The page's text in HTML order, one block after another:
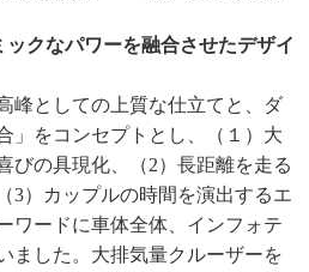
クなパワーを融合させたデザイ
峰としての上質な仕立てと、ダ
」をコンセプトとし、（１）大
びの具現化、（2）長距離を走る
3）カップルの時間を演出するエ
ワードに車体全体、インフォテ
ました。大排気量クルーザーを